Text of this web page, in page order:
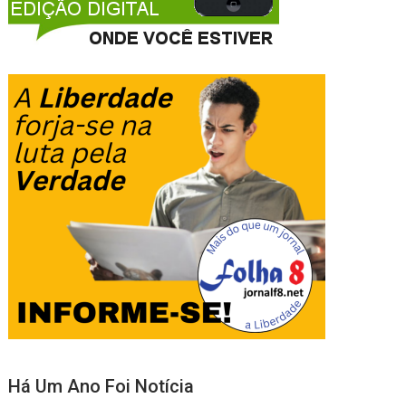
Há Um Ano Foi Notícia